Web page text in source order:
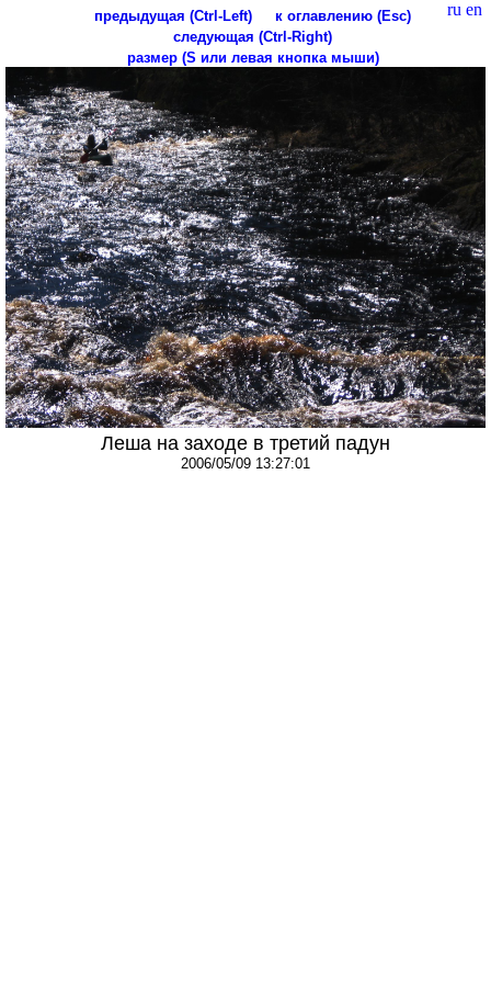
ru en
предыдущая (Ctrl-Left)
к оглавлению (Esc)
следующая (Ctrl-Right)
размер (S или левая кнопка мыши)
Леша на заходе в третий падун
2006/05/09 13:27:01